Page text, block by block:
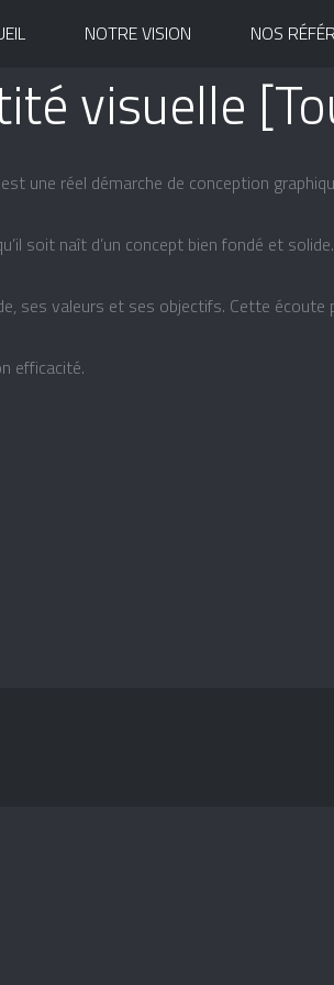
NOTRE VISION NOS
visuelle
une réel démarche de conception
soit naît d’un concept bien fondé et
ses valeurs et ses objectifs. Cette écoute
efficacité.